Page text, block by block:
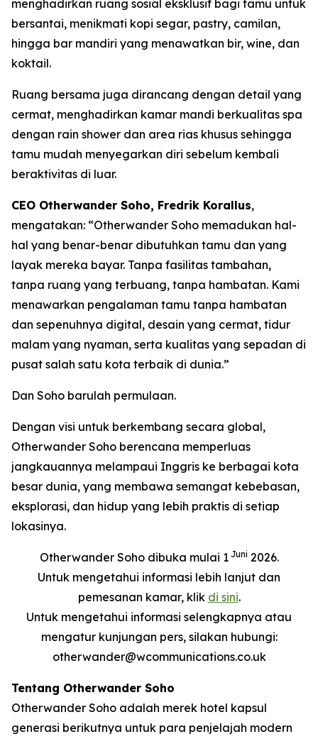
menghadirkan ruang sosial eksklusif bagi tamu untuk
bersantai, menikmati kopi segar, pastry, camilan,
hingga bar mandiri yang menawatkan bir, wine, dan
koktail.
Ruang bersama juga dirancang dengan detail yang
cermat, menghadirkan kamar mandi berkualitas spa
dengan rain shower dan area rias khusus sehingga
tamu mudah menyegarkan diri sebelum kembali
beraktivitas di luar.
CEO Otherwander Soho, Fredrik Korallus,
mengatakan: “Otherwander Soho memadukan hal-
hal yang benar-benar dibutuhkan tamu dan yang
layak mereka bayar. Tanpa fasilitas tambahan,
tanpa ruang yang terbuang, tanpa hambatan. Kami
menawarkan pengalaman tamu tanpa hambatan
dan sepenuhnya digital, desain yang cermat, tidur
malam yang nyaman, serta kualitas yang sepadan di
pusat salah satu kota terbaik di dunia.”
Dan Soho barulah permulaan.
Dengan visi untuk berkembang secara global,
Otherwander Soho berencana memperluas
jangkauannya melampaui Inggris ke berbagai kota
besar dunia, yang membawa semangat kebebasan,
eksplorasi, dan hidup yang lebih praktis di setiap
lokasinya.
Otherwander Soho dibuka mulai 1 Juni 2026.
Untuk mengetahui informasi lebih lanjut dan
pemesanan kamar, klik di sini.
Untuk mengetahui informasi selengkapnya atau
mengatur kunjungan pers, silakan hubungi:
otherwander@wcommunications.co.uk
Tentang Otherwander Soho
Otherwander Soho adalah merek hotel kapsul
generasi berikutnya untuk para penjelajah modern